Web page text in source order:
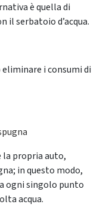
è quella di
il serbatoio d’acqua.
i consumi di
la propria auto,
in questo modo,
ogni singolo punto
acqua.